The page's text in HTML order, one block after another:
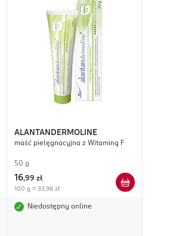
ALANTANDERMOLINE
maść pielęgnacyjna z Witaminą F
50 g
16,99 zł
100 g = 33,98 zł
Niedostępny online